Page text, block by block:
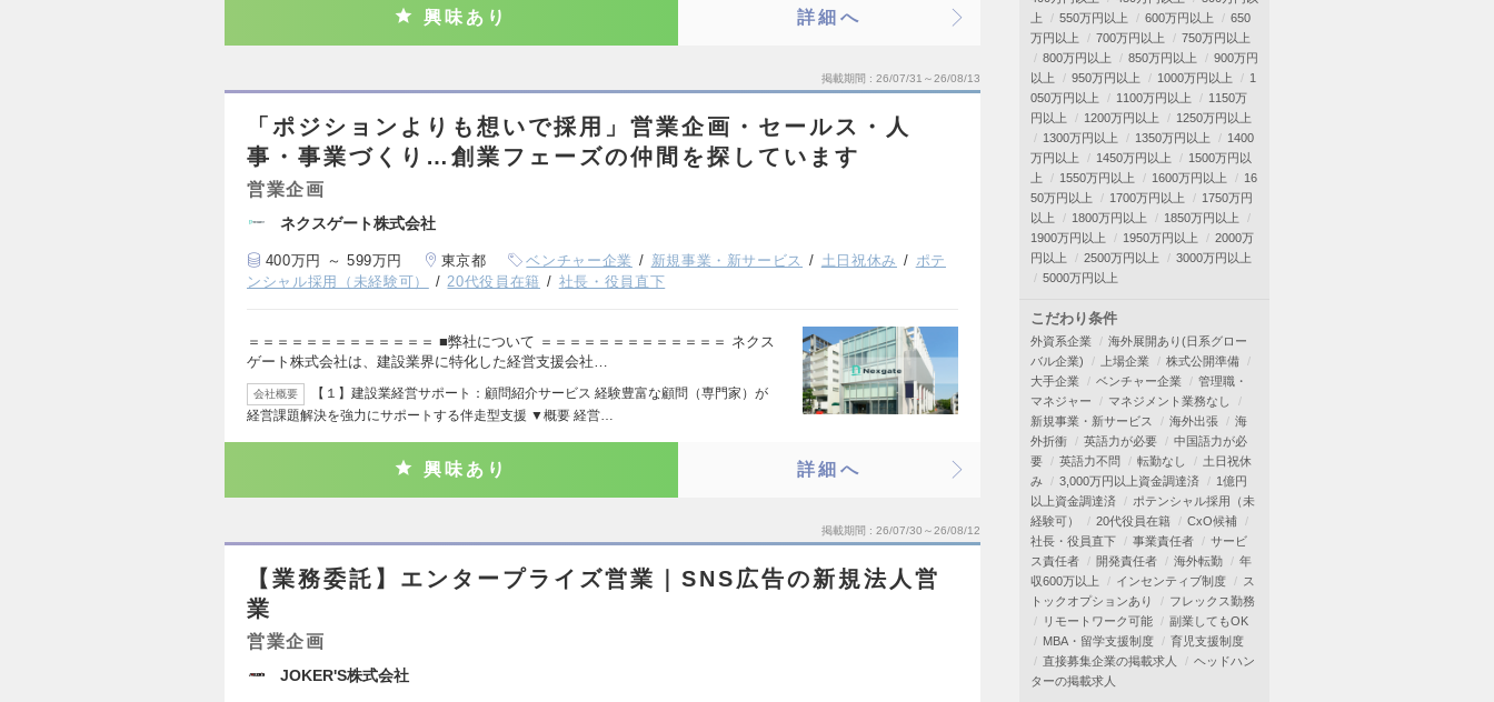
興味あり 詳細へ
掲載期間 26/07/31～26/08/13
「ポジションよりも想いで採用」営業企画・セールス・人
事・事業づくり…創業フェーズの仲間を探しています
営業企画
ネクスゲート株式会社
400万円 ～ 599万円 東京都 ベンチャー企業 新規事業・新サービス 土日祝休み
ポテ
ンシャル採用（未経験可）
20代役員在籍 社長・役員直下
＝＝＝＝＝＝＝＝＝＝＝＝＝ ■弊社について ＝＝＝＝＝＝＝＝＝＝＝＝＝ ネクス
ゲート株式会社は、建設業界に特化した経営支援会社…
会社概要
【１】建設業経営サポート：顧問紹介サービス 経験豊富な顧問（専門家）が
経営課題解決を強力にサポートする伴走型支援 ▼概要 経営…
興味あり 詳細へ
掲載期間 26/07/30～26/08/12
【業務委託】エンタープライズ営業｜SNS広告の新規法人営
業
営業企画
JOKER'S株式会社
上
550万円以上 600万円以上
650
万円以上
700万円以上
750万円以上
800万円以上
850万円以上
900万円
以上
950万円以上 1000万円以上
1
050万円以上
1100万円以上
1150万
円以上
1200万円以上
1250万円以上
1300万円以上
1350万円以上
1400
万円以上
1450万円以上
1500万円以
上
1550万円以上 1600万円以上
16
50万円以上
1700万円以上
1750万円
以上
1800万円以上
1850万円以上
1900万円以上
1950万円以上
2000万
円以上
2500万円以上
3000万円以上
5000万円以上
こだわり条件
外資系企業
海外展開あり(日系グロー
バル企業)
上場企業
株式公開準備
大手企業
ベンチャー企業
管理職・
マネジャー
マネジメント業務なし
新規事業・新サービス
海外出張
海
外折衝
英語力が必要
中国語力が必
要
英語力不問 転勤なし
土日祝休
み
3,000万円以上資金調達済
1億円
以上資金調達済
ポテンシャル採用（未
経験可）
20代役員在籍
CxO候補
社長・役員直下
事業責任者
サービ
ス責任者
開発責任者 海外転勤
年
収600万以上
インセンティブ制度
ス
トックオプションあり
フレックス勤務
リモートワーク可能
副業してもOK
MBA・留学支援制度
育児支援制度
直接募集企業の掲載求人
ヘッドハン
ターの掲載求人